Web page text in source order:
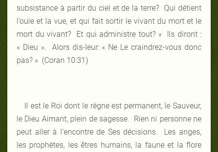
subsistance à partir du ciel et de la terre? Qui détient
l’ouïe et la vue, et qui fait sortir le vivant du mort et le
mort du vivant? Et qui administre tout? » Ils diront :
« Dieu ». Alors dis-leur: « Ne Le craindrez-vous donc
pas? » (Coran 10:31)
Il est le Roi dont le règne est permanent, le Sauveur,
le Dieu Aimant, plein de sagesse. Rien ni personne ne
peut aller à l’encontre de Ses décisions. Les anges,
les prophètes, les êtres humains, la faune et la flore